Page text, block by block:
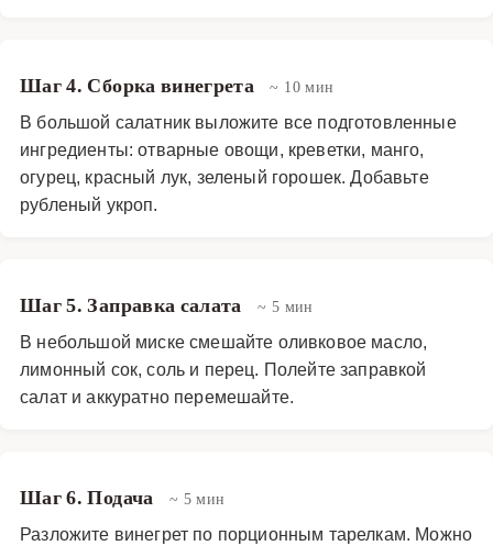
Шаг 4. Сборка винегрета ~ 10 мин
В большой салатник выложите все подготовленные
ингредиенты: отварные овощи, креветки, манго,
огурец, красный лук, зеленый горошек. Добавьте
рубленый укроп.
Шаг 5. Заправка салата ~ 5 мин
В небольшой миске смешайте оливковое масло,
лимонный сок, соль и перец. Полейте заправкой
салат и аккуратно перемешайте.
Шаг 6. Подача ~ 5 мин
Разложите винегрет по порционным тарелкам. Можно